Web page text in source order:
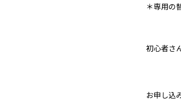
＊専用の
初心者さ
お申し込